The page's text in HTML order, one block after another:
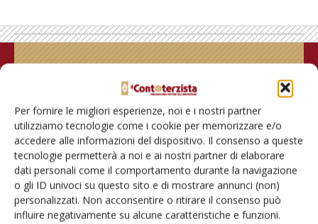
Per fornire le migliori esperienze, noi e i nostri partner
utilizziamo tecnologie come i cookie per memorizzare e/o
accedere alle informazioni del dispositivo. Il consenso a queste
tecnologie permetterà a noi e ai nostri partner di elaborare
dati personali come il comportamento durante la navigazione
o gli ID univoci su questo sito e di mostrare annunci (non)
personalizzati. Non acconsentire o ritirare il consenso può
influire negativamente su alcune caratteristiche e funzioni.
Rimani aggiornato sul mondo
dell’agricoltura
Iscriviti alle nostre newsletter